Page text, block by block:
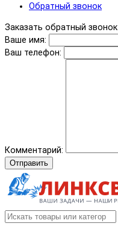
Обратный звонок
Заказать обратный звонок
Ваше имя:
Ваш телефон:
Комментарий:
Отправить